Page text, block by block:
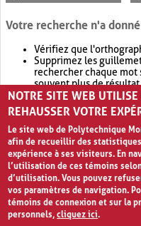
Votre recherche n'a
Vérifiez que
Supprimez les
rechercher chaque mot
souvent plus de
Envisagez d'élargir
retournera souvent
NOTRE SITE WEB
REHAUSSER VOTRE
Le site web de Polytechnique
afin de recueillir des
expérience à ses visiteurs. En
l’utilisation de ces témoins
d’utilisation. Vous pouvez
vos paramètres de navigation.
témoins de connexion et sur la
personnels,cliquez ici.